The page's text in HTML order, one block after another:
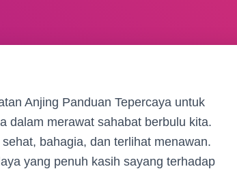
Anjing Panduan Tepercaya untuk
dalam merawat sahabat berbulu kita.
bahagia, dan terlihat menawan.
yang penuh kasih sayang terhadap